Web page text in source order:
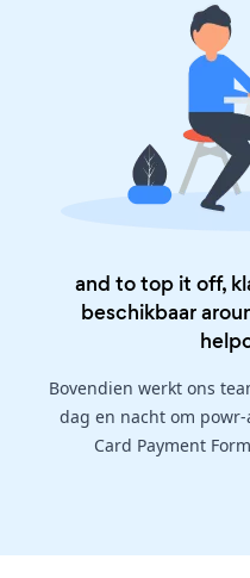
and to top it off,
beschikbaar
Bovendien werkt ons
dag en nacht om
Card Payment